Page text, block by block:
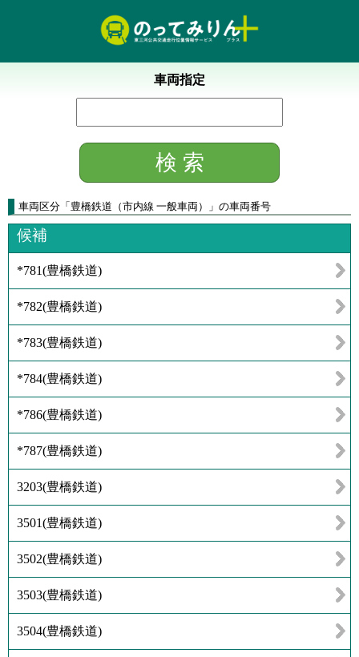
車両指定
車両区分 「 豊橋鉄道（市内線 一般車両） 」 の車両番号
候補
*781(豊橋鉄道)
*782(豊橋鉄道)
*783(豊橋鉄道)
*784(豊橋鉄道)
*786(豊橋鉄道)
*787(豊橋鉄道)
3203(豊橋鉄道)
3501(豊橋鉄道)
3502(豊橋鉄道)
3503(豊橋鉄道)
3504(豊橋鉄道)